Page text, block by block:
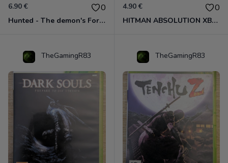
6.90 € 0
Hunted - The demon's Forge Xbox 360 (Complet CIB)
4.90 € 0
HITMAN ABSOLUTION XBOX 360
TheGamingR83 TheGamingR83